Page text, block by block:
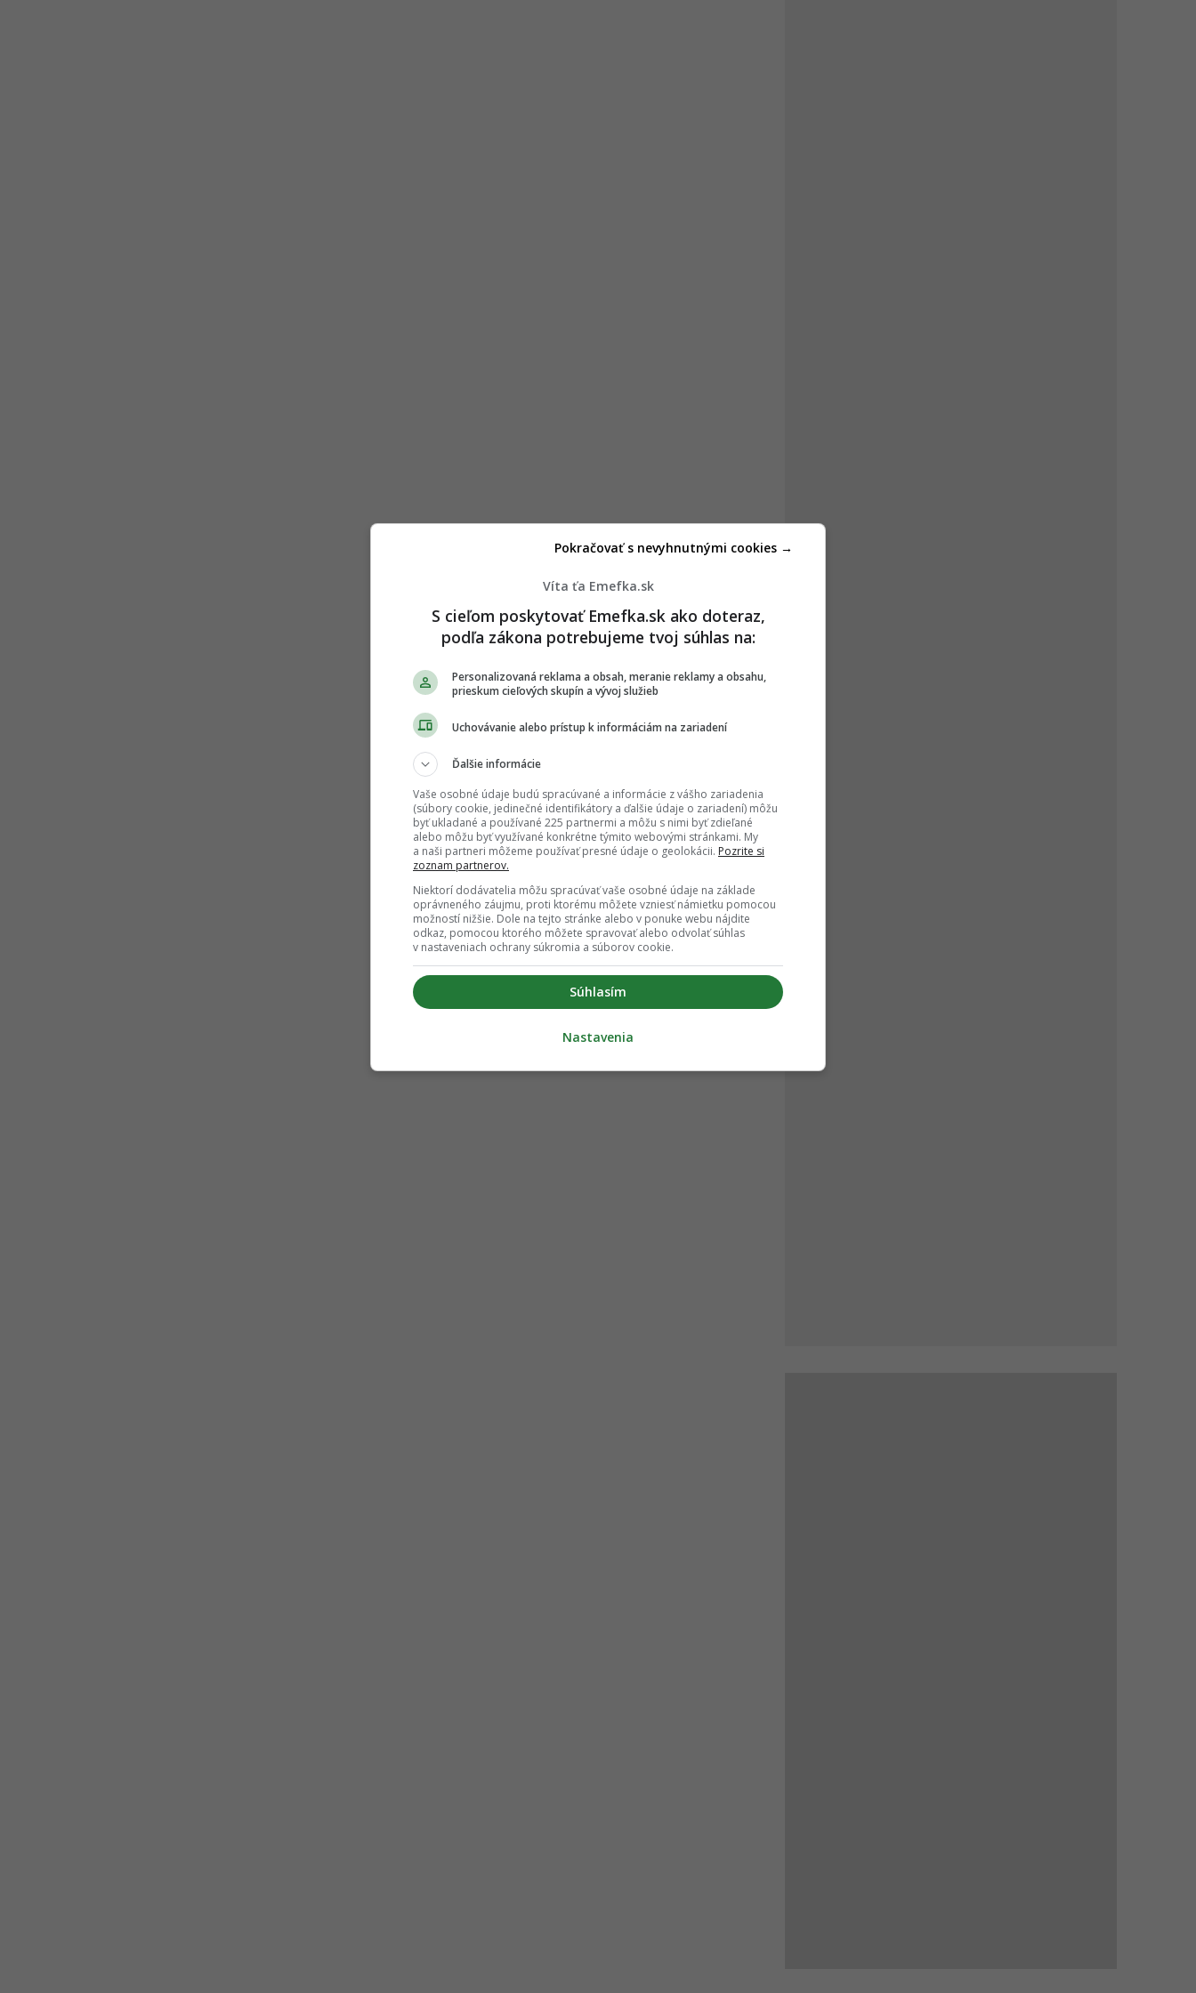
Víta ťa Emefka.sk
S cieľom poskytovať Emefka.sk ako doteraz,
podľa zákona potrebujeme tvoj súhlas na:
Personalizovaná reklama a obsah, meranie reklamy a obsahu,
prieskum cieľových skupín a vývoj služieb
Uchovávanie alebo prístup k informáciám na zariadení
Ďalšie informácie
Vaše osobné údaje budú spracúvané a informácie z vášho zariadenia
(súbory cookie, jedinečné identifikátory a ďalšie údaje o zariadení) môžu
byť ukladané a používané 225 partnermi a môžu s nimi byť zdieľané
alebo môžu byť využívané konkrétne týmito webovými stránkami. My
a naši partneri môžeme používať presné údaje o geolokácii. Pozrite si
zoznam partnerov.
Niektorí dodávatelia môžu spracúvať vaše osobné údaje na základe
oprávneného záujmu, proti ktorému môžete vzniesť námietku pomocou
možností nižšie. Dole na tejto stránke alebo v ponuke webu nájdite
odkaz, pomocou ktorého môžete spravovať alebo odvolať súhlas
v nastaveniach ochrany súkromia a súborov cookie.
Súhlasím
Pokračovať s nevyhnutnými cookies →
Nastavenia